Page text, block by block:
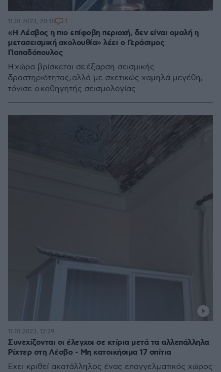
«Η Λέσβος η πιο επίφοβη περιοχή, δεν είναι ομαλή η
μετασεισμική ακολουθία» λέει ο Γεράσιμος
Παπαδόπουλος
Η χώρα βρίσκεται σε έξαρση σεισμικής
δραστηριότητας, αλλά με σχετικώς χαμηλά μεγέθη,
τόνισε ο καθηγητής σεισμολογίας
11.01.2023, 20:18 1
Συνεχίζονται οι έλεγχοι σε κτίρια μετά τα αλλεπάλληλα
Ρίχτερ στη Λέσβο - Μη κατοικήσιμα 17 σπίτια
Έχει κριθεί ακατάλληλος ένας επαγγελματικός χώρος
11.01.2023, 12:29